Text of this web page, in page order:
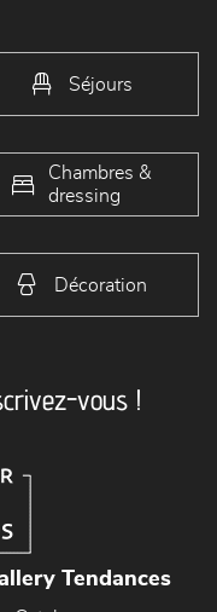
Séjours
Chambres &
dressing
Décoration
vous !
Tendances